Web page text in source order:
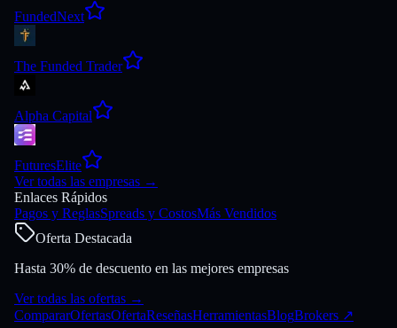
FundedNext
The Funded Trader
Alpha Capital
FuturesElite
Ver todas las empresas →
Enlaces Rápidos
Pagos y ReglasSpreads y CostosMás Vendidos
Oferta Destacada
Hasta 30% de descuento en las mejores empresas
Ver todas las ofertas →
CompararOfertasOfertaReseñasHerramientasBlogBrokers ↗